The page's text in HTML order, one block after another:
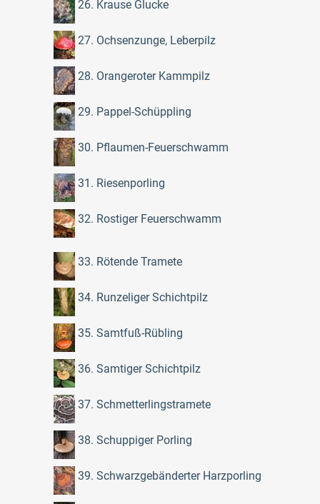
26. Krause Glucke
27. Ochsenzunge, Leberpilz
28. Orangeroter Kammpilz
29. Pappel-Schüppling
30. Pflaumen-Feuerschwamm
31. Riesenporling
32. Rostiger Feuerschwamm
33. Rötende Tramete
34. Runzeliger Schichtpilz
35. Samtfuß-Rübling
36. Samtiger Schichtpilz
37. Schmetterlingstramete
38. Schuppiger Porling
39. Schwarzgebänderter Harzporling